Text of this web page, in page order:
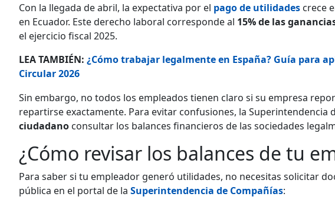
Con la llegada de abril, la expectativa por el pago de utilidades crece
en Ecuador. Este derecho laboral corresponde al 15% de las
el ejercicio fiscal 2025.
LEA TAMBIÉN: ¿Cómo trabajar legalmente en España? Guía para
Circular 2026
Sin embargo, no todos los empleados tienen claro si su empresa
repartirse exactamente. Para evitar confusiones, la Superintendencia
ciudadano consultar los balances financieros de las sociedades
¿Cómo revisar los balances de tu
Para saber si tu empleador generó utilidades, no necesitas solicitar
pública en el portal de la Superintendencia de Compañías: